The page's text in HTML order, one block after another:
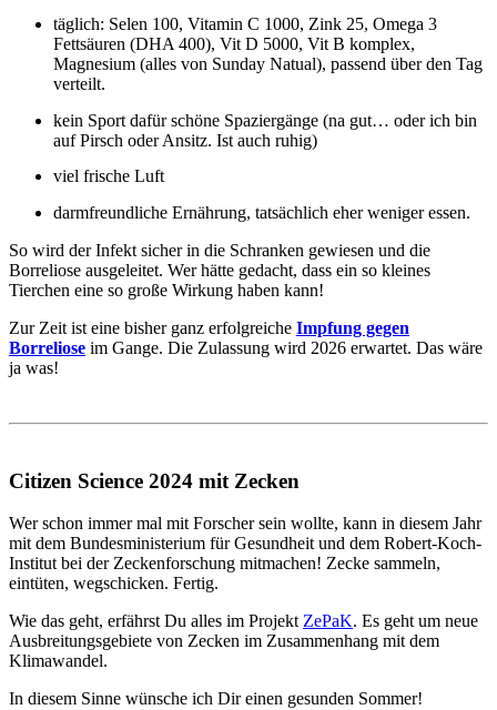
täglich: Selen 100, Vitamin C 1000, Zink 25, Omega 3
Fettsäuren (DHA 400), Vit D 5000, Vit B komplex,
Magnesium (alles von Sunday Natual), passend über den Tag
verteilt.
kein Sport dafür schöne Spaziergänge (na gut… oder ich bin
auf Pirsch oder Ansitz. Ist auch ruhig)
viel frische Luft
darmfreundliche Ernährung, tatsächlich eher weniger essen.
So wird der Infekt sicher in die Schranken gewiesen und die
Borreliose ausgeleitet. Wer hätte gedacht, dass ein so kleines
Tierchen eine so große Wirkung haben kann!
Zur Zeit ist eine bisher ganz erfolgreiche Impfung gegen
Borreliose im Gange. Die Zulassung wird 2026 erwartet. Das wäre
ja was!
Citizen Science 2024 mit Zecken
Wer schon immer mal mit Forscher sein wollte, kann in diesem Jahr
mit dem Bundesministerium für Gesundheit und dem Robert-Koch-
Institut bei der Zeckenforschung mitmachen! Zecke sammeln,
eintüten, wegschicken. Fertig.
Wie das geht, erfährst Du alles im Projekt ZePaK. Es geht um neue
Ausbreitungsgebiete von Zecken im Zusammenhang mit dem
Klimawandel.
In diesem Sinne wünsche ich Dir einen gesunden Sommer!